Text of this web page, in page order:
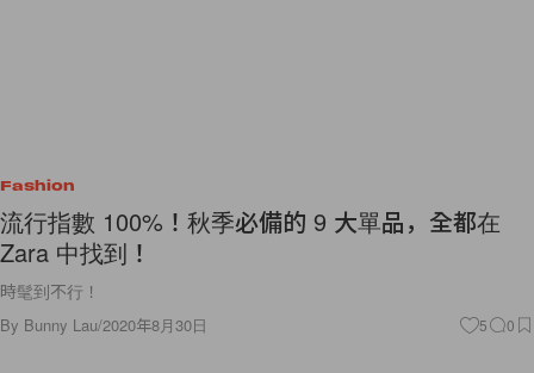
Fashion
流行指數 100%！秋季必備的 9 大單品，全都在
Zara 中找到！
時髦到不行！
By Bunny Lau/2020年8月30日 5 0